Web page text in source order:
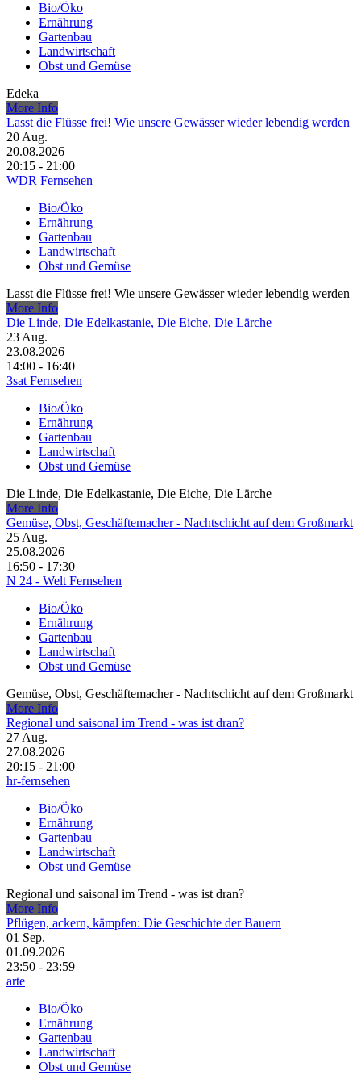
Bio/Öko
Ernährung
Gartenbau
Landwirtschaft
Obst und Gemüse
Edeka
More Info
Lasst die Flüsse frei! Wie unsere Gewässer wieder lebendig werden
20 Aug.
20.08.2026
20:15 - 21:00
WDR Fernsehen
Bio/Öko
Ernährung
Gartenbau
Landwirtschaft
Obst und Gemüse
Lasst die Flüsse frei! Wie unsere Gewässer wieder lebendig werden
More Info
Die Linde, Die Edelkastanie, Die Eiche, Die Lärche
23 Aug.
23.08.2026
14:00 - 16:40
3sat Fernsehen
Bio/Öko
Ernährung
Gartenbau
Landwirtschaft
Obst und Gemüse
Die Linde, Die Edelkastanie, Die Eiche, Die Lärche
More Info
Gemüse, Obst, Geschäftemacher - Nachtschicht auf dem Großmarkt
25 Aug.
25.08.2026
16:50 - 17:30
N 24 - Welt Fernsehen
Bio/Öko
Ernährung
Gartenbau
Landwirtschaft
Obst und Gemüse
Gemüse, Obst, Geschäftemacher - Nachtschicht auf dem Großmarkt
More Info
Regional und saisonal im Trend - was ist dran?
27 Aug.
27.08.2026
20:15 - 21:00
hr-fernsehen
Bio/Öko
Ernährung
Gartenbau
Landwirtschaft
Obst und Gemüse
Regional und saisonal im Trend - was ist dran?
More Info
Pflügen, ackern, kämpfen: Die Geschichte der Bauern
01 Sep.
01.09.2026
23:50 - 23:59
arte
Bio/Öko
Ernährung
Gartenbau
Landwirtschaft
Obst und Gemüse